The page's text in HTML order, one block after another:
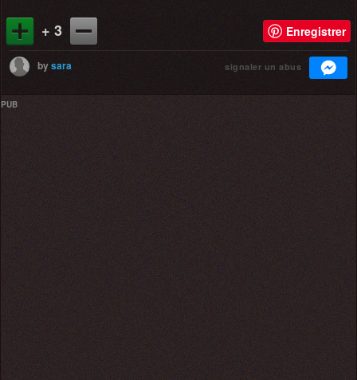
+ 3 Enregistrer
bysara signaler un abus
PUB